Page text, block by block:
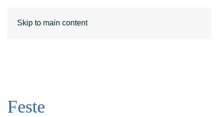
Skip to main content
Feste